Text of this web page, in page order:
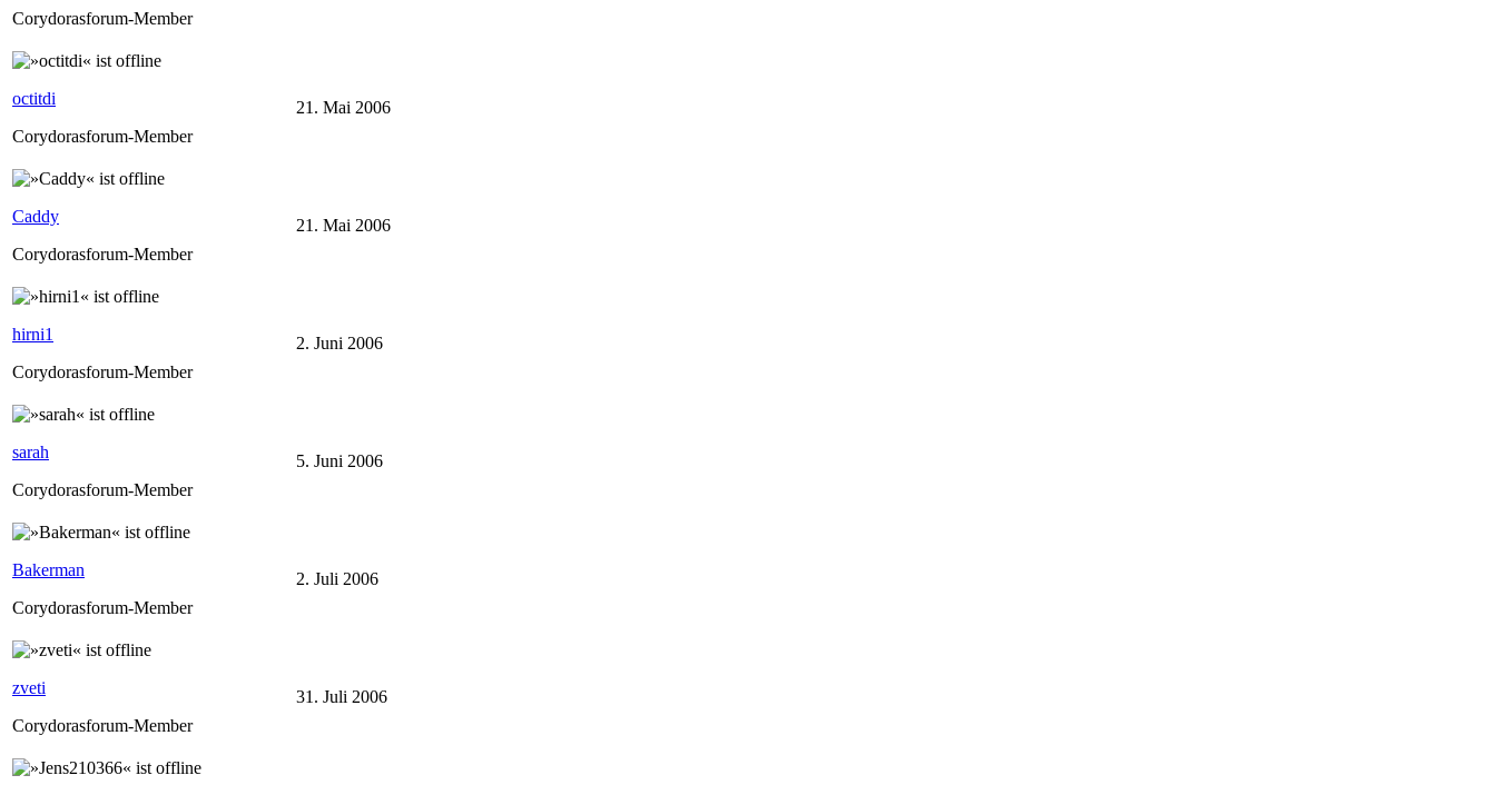
Corydorasforum-Member
octitdi
Corydorasforum-Member
21. Mai 2006
Caddy
Corydorasforum-Member
21. Mai 2006
hirni1
Corydorasforum-Member
2. Juni 2006
sarah
Corydorasforum-Member
5. Juni 2006
Bakerman
Corydorasforum-Member
2. Juli 2006
zveti
Corydorasforum-Member
31. Juli 2006